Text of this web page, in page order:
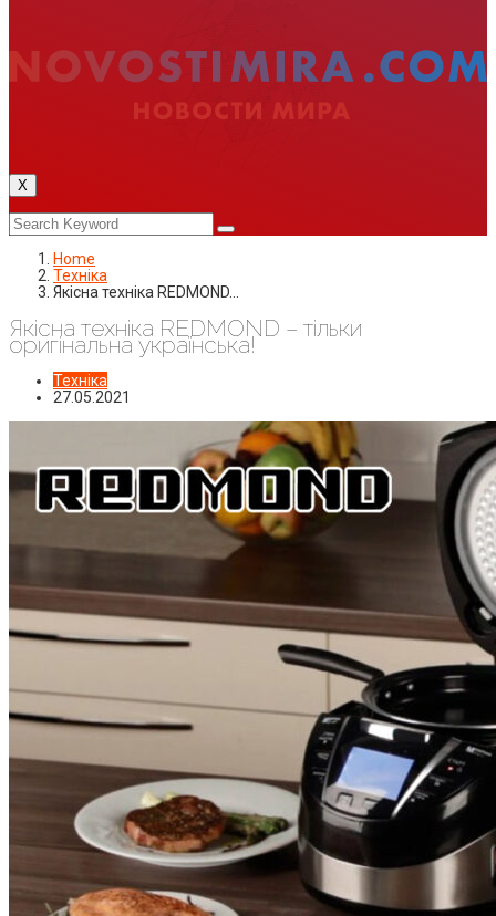
X
Home
Техніка
Якісна техніка REDMOND…
Якісна техніка REDMOND – тільки
оригінальна українська!
Техніка
27.05.2021